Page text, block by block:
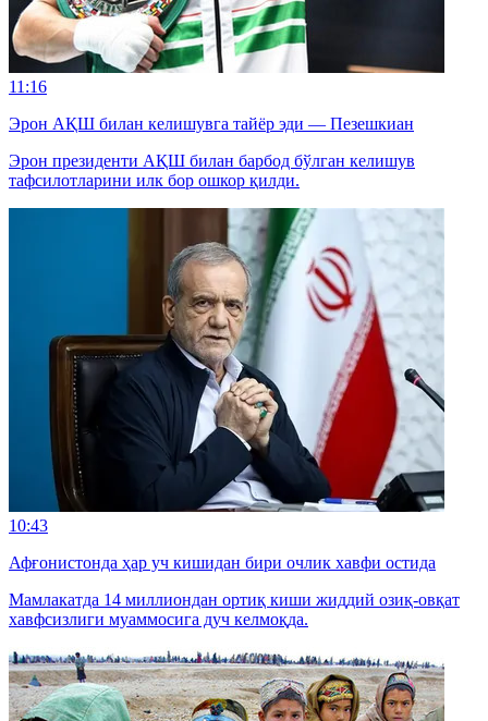
11:16
Эрон АҚШ билан келишувга тайёр эди — Пезешкиан
Эрон президенти АҚШ билан барбод бўлган келишув
тафсилотларини илк бор ошкор қилди.
10:43
Афғонистонда ҳар уч кишидан бири очлик хавфи остида
Мамлакатда 14 миллиондан ортиқ киши жиддий озиқ-овқат
хавфсизлиги муаммосига дуч келмоқда.